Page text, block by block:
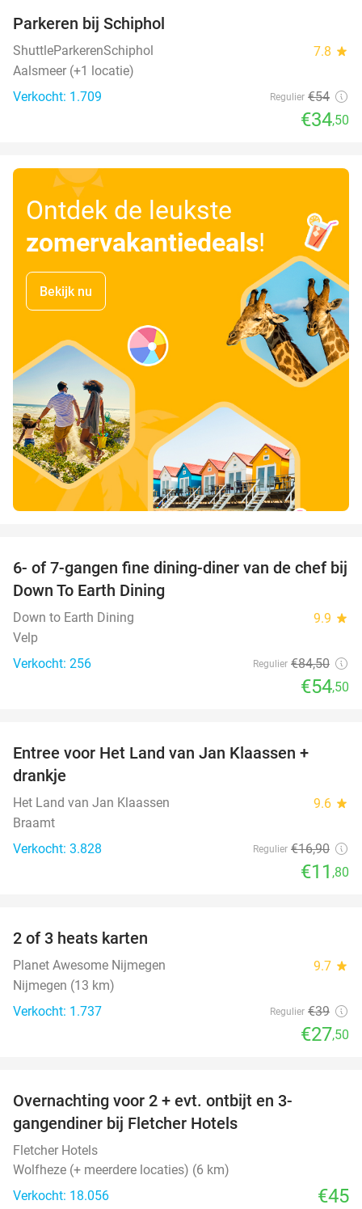
Parkeren bij Schiphol
ShuttleParkerenSchiphol 7.8 star
Aalsmeer (+1 locatie)
Verkocht: 1.709
Regulier €54
€34,50
Ontdek de leukste
zomervakantiedeals!
Bekijk nu
36%
6- of 7-gangen fine dining-diner van de chef bij
Down To Earth Dining
Down to Earth Dining 9.9 star
Velp
Verkocht: 256
Regulier €84,50
€54,50
Entree voor Het Land van Jan Klaassen +
drankje
Het Land van Jan Klaassen 9.6 star
Braamt
Verkocht: 3.828
Regulier €16,90
€11 ,80
2 of 3 heats karten
Planet Awesome Nijmegen 9.7 star
Nijmegen (13 km)
Verkocht: 1.737
Regulier €39
€27,50
Overnachting voor 2 + evt. ontbijt en 3-
gangendiner bij Fletcher Hotels
Fletcher Hotels
Wolfheze (+ meerdere locaties) (6 km)
Verkocht: 18.056
€45